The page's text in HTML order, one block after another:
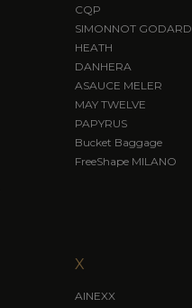
CQP
SIMONNOT GODARD
HEATH
DANHERA
ASAUCE MELER
MAY TWELVE
PAPYRUS
Bucket Baggage
FreeShape MILANO
X
AINEXX